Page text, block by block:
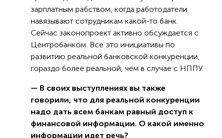
зарплатным рабством, когда работодатели
навязывают сотрудникам какой-то банк.
Сейчас законопроект активно обсуждается с
Центробанком. Все это инициативы по
развитию реальной банковской конкуренции,
гораздо более реальной, чем в случае с НППУ.
— В своих выступлениях вы также
говорили, что для реальной конкуренции
надо дать всем банкам равный доступ к
финансовой информации. О какой именно
информации идет речь?